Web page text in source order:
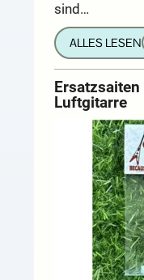
sind…
ALLES LESEN
Luftgitarre